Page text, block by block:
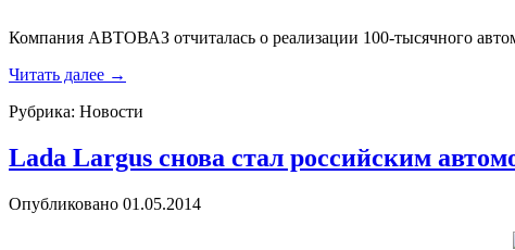
Компания АВТОВАЗ отчиталась о реализации 100-тысячного
Читать далее →
Рубрика: Новости
Lada Largus снова стал российским
Опубликовано 01.05.2014